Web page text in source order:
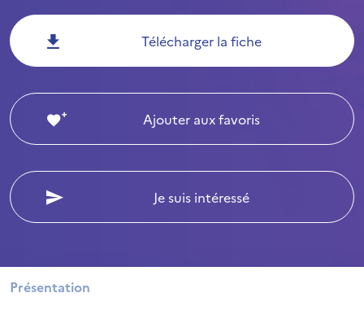
Télécharger la fiche
Ajouter aux favoris
Je suis intéressé
Présentation